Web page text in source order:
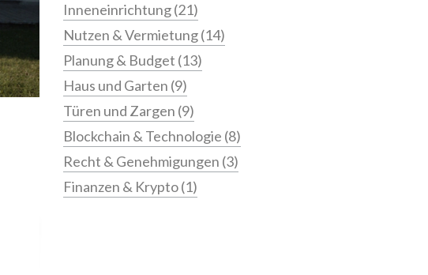
Inneneinrichtung(21)
Nutzen & Vermietung(14)
Planung & Budget (13)
Haus und Garten (9)
Türen und Zargen (9)
Blockchain & Technologie (8)
Recht & Genehmigungen (3)
Finanzen & Krypto(1)